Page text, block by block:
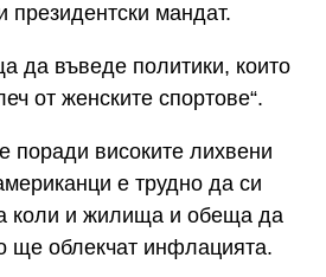
президентски мандат.
да въведе политики, които
от женските спортове“.
поради високите лихвени
е трудно да си
коли и жилища и обеща да
ще облекчат инфлацията.